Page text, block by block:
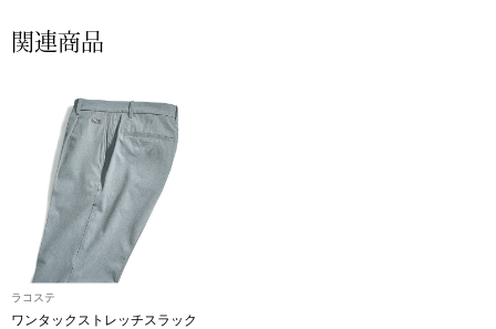
関連商品
ラコステ
ワンタックストレッチスラック